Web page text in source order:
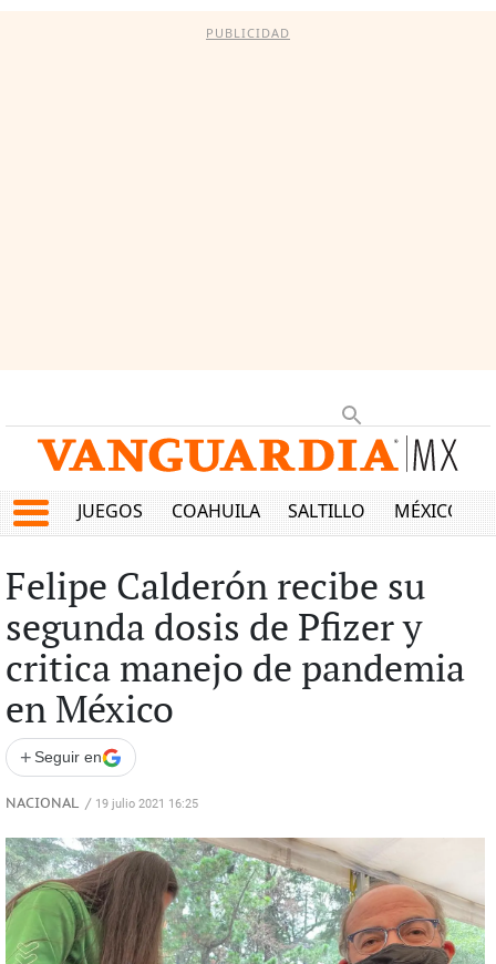
PUBLICIDAD
JUEGOS COAHUILA SALTILLO MÉXICO
Felipe Calderón recibe su
segunda dosis de Pfizer y
critica manejo de pandemia
en México
+ Seguir en
NACIONAL / 19 julio 2021 16:25